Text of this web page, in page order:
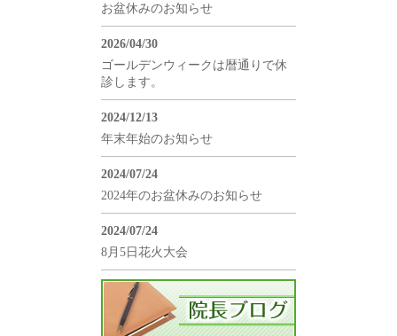
お盆休みのお知らせ
2026/04/30
ゴールデンウィークは暦通りで休
診します。
2024/12/13
年末年始のお知らせ
2024/07/24
2024年のお盆休みのお知らせ
2024/07/24
8月5日花火大会